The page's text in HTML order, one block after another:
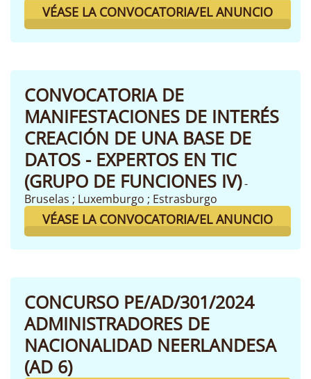
VÉASE LA CONVOCATORIA/EL ANUNCIO
CONVOCATORIA DE
MANIFESTACIONES DE INTERÉS
CREACIÓN DE UNA BASE DE
DATOS - EXPERTOS EN TIC
(GRUPO DE FUNCIONES IV)-
Bruselas ; Luxemburgo ; Estrasburgo
VÉASE LA CONVOCATORIA/EL ANUNCIO
CONCURSO PE/AD/301/2024
ADMINISTRADORES DE
NACIONALIDAD NEERLANDESA
(AD 6)